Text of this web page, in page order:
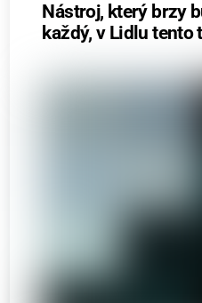
Nástroj, který brzy
každý, v Lidlu tento